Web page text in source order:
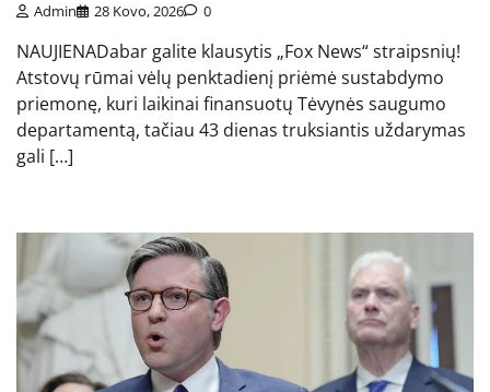
Admin 28 Kovo, 2026 0
NAUJIENADabar galite klausytis „Fox News“ straipsnių!
Atstovų rūmai vėlų penktadienį priėmė sustabdymo
priemonę, kuri laikinai finansuotų Tėvynės saugumo
departamentą, tačiau 43 dienas truksiantis uždarymas
gali […]